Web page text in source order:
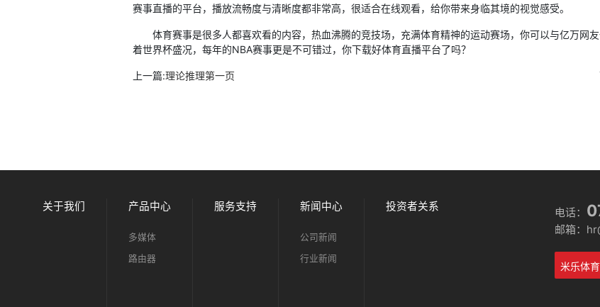
赛事直播的平台，播放流畅度与清晰度都非常高，很适合在线观看，给你带来身临其境的视觉感受。
体育赛事是很多人都喜欢看的内容，热血沸腾的竞技场，充满体育精神的运动赛场，你可以与亿万网
着世界杯盛况，每年的NBA赛事更是不可错过，你下载好体育直播平台了吗？
上一篇:理论推理第一页
关于我们 产品中心
多媒体
路由器
服务支持 新闻中心
公司新闻
行业新闻
投资者关系 电话：
邮箱：
米乐体